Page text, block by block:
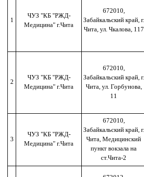
1
ЧУЗ "КБ "РЖД-
Медицина" г.Чита
672010,
Забайкальский край, г.
Чита, ул. Чкалова, 117
2
ЧУЗ "КБ "РЖД-
Медицина" г.Чита
672010,
Забайкальский край, г.
Чита, ул. Горбунова,
11
3
ЧУЗ "КБ "РЖД-
Медицина" г.Чита
672010,
Забайкальский край, г.
Чита, Медицинский
пункт вокзала на
ст.Чита-2